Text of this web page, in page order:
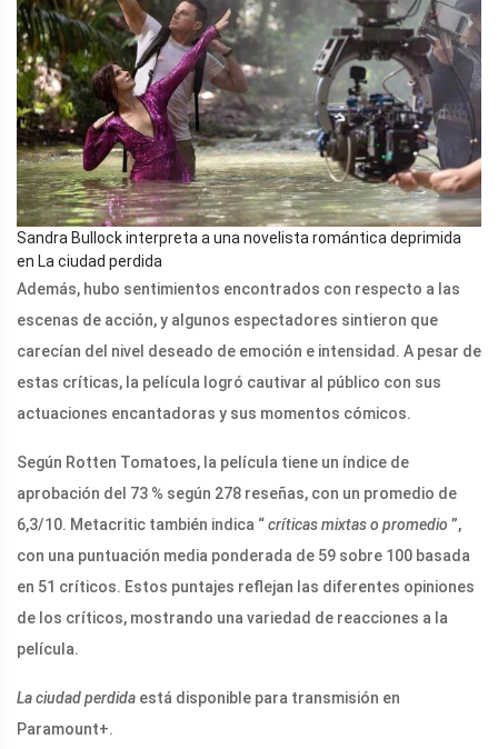
Sandra Bullock interpreta a una novelista romántica deprimida
en La ciudad perdida
Además, hubo sentimientos encontrados con respecto a las
escenas de acción, y algunos espectadores sintieron que
carecían del nivel deseado de emoción e intensidad. A pesar de
estas críticas, la película logró cautivar al público con sus
actuaciones encantadoras y sus momentos cómicos.
Según Rotten Tomatoes, la película tiene un índice de
aprobación del 73 % según 278 reseñas, con un promedio de
6,3/10. Metacritic también indica “críticas mixtas o promedio ”,
con una puntuación media ponderada de 59 sobre 100 basada
en 51 críticos. Estos puntajes reflejan las diferentes opiniones
de los críticos, mostrando una variedad de reacciones a la
película.
La ciudad perdida está disponible para transmisión en
Paramount+.